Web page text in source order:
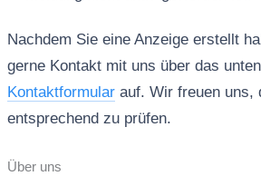
Nachdem Sie eine Anzeige erstellt
gerne Kontakt mit uns über das
Kontaktformularauf. Wir freuen uns,
entsprechend zu prüfen.
Über uns